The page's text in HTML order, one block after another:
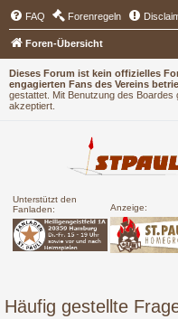
Dieses Forum ist kein offizielles
engagierten Fans des Vereins
gestattet. Mit Benutzung des Boardes
akzeptiert.
Unterstützt den
Fanladen:
Anzeige:
FAQ Forenregeln
Foren-Übersicht
Häufig gestellte